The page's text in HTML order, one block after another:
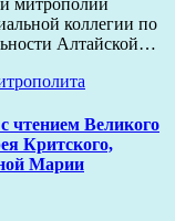
коллегии по
Алтайской…
чтением Великого
Критского,
Марии